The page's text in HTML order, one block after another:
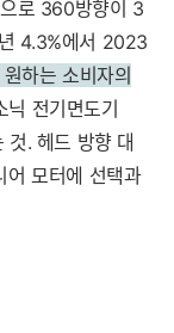
로 360방향이 3
4.3%에서 2023
하는 소비자의
전기면도기
. 헤드 방향 대
어 모터에 선택과